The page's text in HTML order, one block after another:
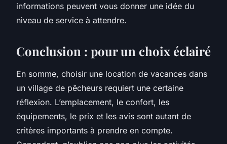
informations peuvent vous donner une idée du
niveau de service à attendre.
Conclusion : pour un choix éclairé
En somme, choisir une location de vacances dans
un village de pêcheurs requiert une certaine
réflexion. L’emplacement, le confort, les
équipements, le prix et les avis sont autant de
critères importants à prendre en compte.